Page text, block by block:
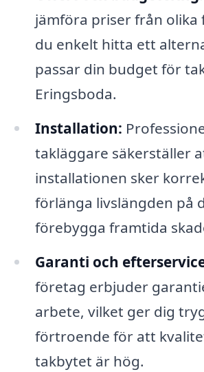
jämföra priser från olika
du enkelt hitta ett
passar din budget för
Eringsboda.
Installation:
takläggare säkerställer
installationen sker
förlänga livslängden på
förebygga framtida
Garanti och
företag erbjuder
arbete, vilket ger dig
förtroende för att
takbytet är hög.